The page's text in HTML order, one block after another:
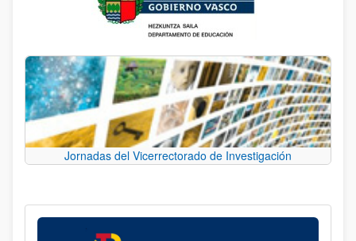
Jornadas del Vicerrectorado de Investigación